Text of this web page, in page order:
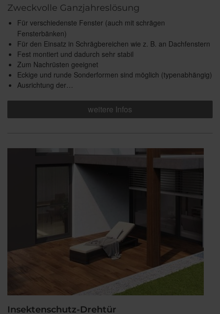
Zweckvolle Ganzjahreslösung
Für verschiedenste Fenster (auch mit schrägen
Fensterbänken)
Für den Einsatz in Schrägbereichen wie z. B. an Dachfenstern
Fest montiert und dadurch sehr stabil
Zum Nachrüsten geeignet
Eckige und runde Sonderformen sind möglich (typenabhängig)
Ausrichtung der…
weitere Infos
Insektenschutz-Drehtür